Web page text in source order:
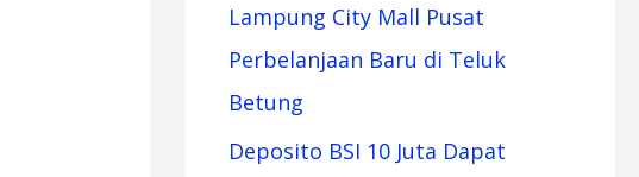
Lampung City Mall Pusat
Perbelanjaan Baru di Teluk
Betung
Deposito BSI 10 Juta Dapat